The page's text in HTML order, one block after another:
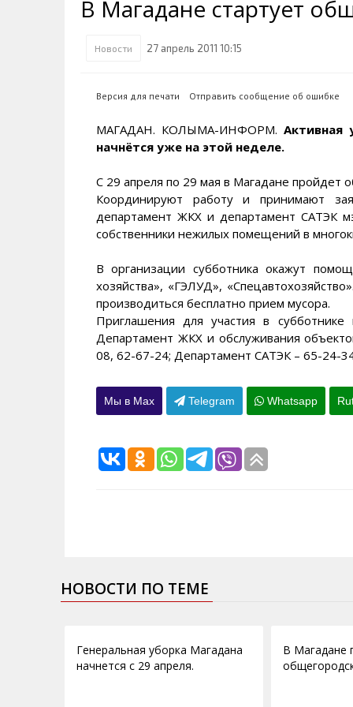
Транспортная инфраструктура
Колымы
Губернатор
Полицейских не бить
Аварии ДТП
В Магадане стартует
Новости 27 апрель 2011 10:15
Версия для печати Отправить сообщение об ошибке
МАГАДАН. КОЛЫМА-ИНФОРМ. Активная
начнётся уже на этой неделе.
С 29 апреля по 29 мая в Магадане пройдет
Координируют работу и принимают
департамент ЖКХ и департамент САТЭК
собственники нежилых помещений в
В организации субботника окажут
хозяйства», «ГЭЛУД»,
производиться бесплатно прием мусора.
Приглашения для участия в
Департамент ЖКХ и обслуживания
08, 62-67-24; Департамент САТЭК – 65-24-
Мы в Max Telegram Whatsapp
НОВОСТИ ПО ТЕМЕ
Генеральная уборка Магадана
начнется с 29 апреля.
В Магадане